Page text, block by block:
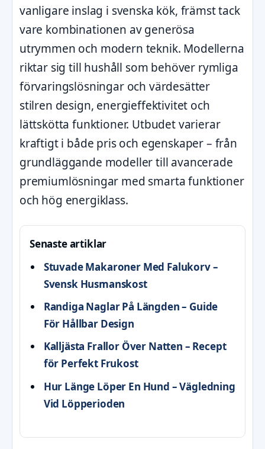
vanligare inslag i svenska kök, främst tack
vare kombinationen av generösa
utrymmen och modern teknik. Modellerna
riktar sig till hushåll som behöver rymliga
förvaringslösningar och värdesätter
stilren design, energieffektivitet och
lättskötta funktioner. Utbudet varierar
kraftigt i både pris och egenskaper – från
grundläggande modeller till avancerade
premiumlösningar med smarta funktioner
och hög energiklass.
Senaste artiklar
Stuvade Makaroner Med Falukorv –
Svensk Husmanskost
Randiga Naglar På Längden – Guide
För Hållbar Design
Kalljästa Frallor Över Natten – Recept
för Perfekt Frukost
Hur Länge Löper En Hund – Vägledning
Vid Löpperioden